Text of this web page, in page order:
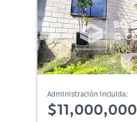
Administración incluida:
$11,000,000